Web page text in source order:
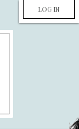
LOG IN